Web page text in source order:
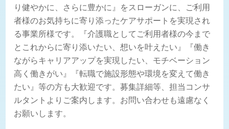
り健やかに、さらに豊かに』をスローガンに、ご利用
者様のお気持ちに寄り添ったケアサポートを実現され
る事業所様です。『介護職としてご利用者様の今まで
とこれからに寄り添いたい、想いを叶えたい』『働き
ながらキャリアアップを実現したい、モチベーション
高く働きがい』『転職で施設形態や環境を変えて働き
たい』等の方も大歓迎です。募集詳細等、担当コンサ
ルタントよりご案内します。お問い合わせも遠慮なく
お願いします。